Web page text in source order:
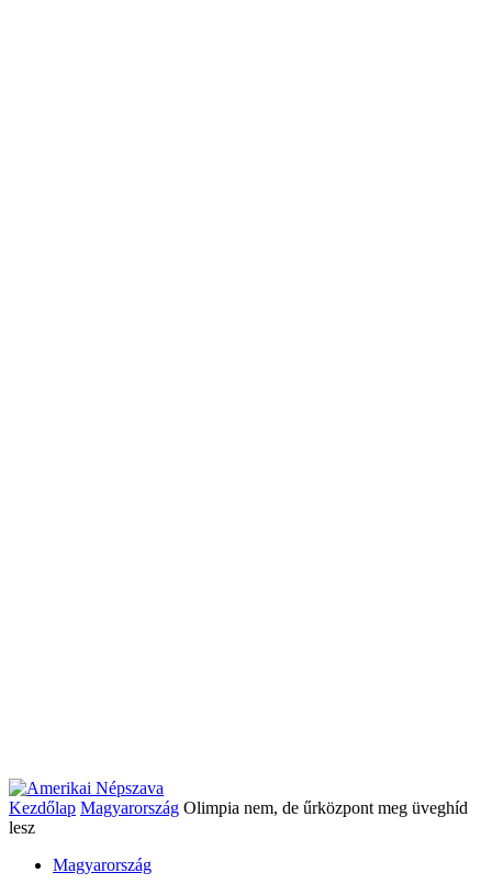
Kezdőlap Magyarország Olimpia nem, de űrközpont meg üveghíd
lesz
Magyarország